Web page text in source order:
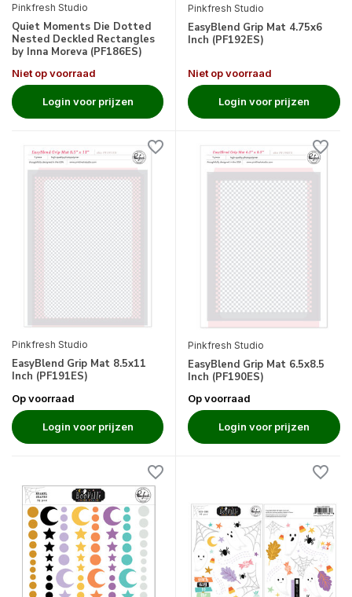
Pinkfresh Studio
Quiet Moments Die Dotted
Nested Deckled Rectangles
by Inna Moreva (PF186ES)
Niet op voorraad
Login voor prijzen
Pinkfresh Studio
EasyBlend Grip Mat 4.75x6
Inch (PF192ES)
Niet op voorraad
Login voor prijzen
Pinkfresh Studio
EasyBlend Grip Mat 8.5x11
Inch (PF191ES)
Op voorraad
Login voor prijzen
Pinkfresh Studio
EasyBlend Grip Mat 6.5x8.5
Inch (PF190ES)
Op voorraad
Login voor prijzen